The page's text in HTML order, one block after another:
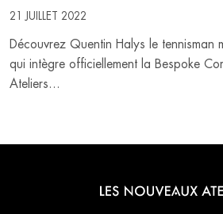
21 JUILLET 2022
Découvrez Quentin Halys le tennisman
qui intègre officiellement la Bespoke
Ateliers...